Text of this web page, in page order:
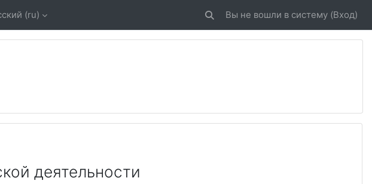
‎(ru)‎ Изменить данные поисковой строки
Вы не вошли в систему (Вход)
деятельности